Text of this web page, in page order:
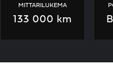
MITTARILUKEMA
133 000 km